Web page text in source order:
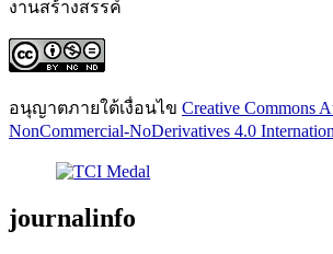
งานสร้างสรรค์
อนุญาตภายใต้เงื่อนไข Creative Commons
NonCommercial-NoDerivatives 4.0
journalinfo